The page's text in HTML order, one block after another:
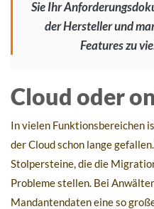
Sie Ihr
der Hersteller und
Features zu
Cloud oder
In vielen Funktionsbereichen
der Cloud schon lange
Stolpersteine, die die
Probleme stellen. Bei
Mandantendaten eine so